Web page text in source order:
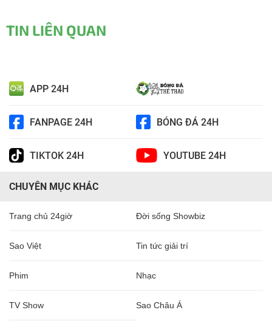
TIN LIÊN QUAN
APP 24H
FANPAGE 24H BÓNG ĐÁ 24H
TIKTOK 24H YOUTUBE 24H
CHUYÊN MỤC KHÁC
Trang chủ 24giờ Đời sống Showbiz
Sao Việt Tin tức giải trí
Phim Nhạc
TV Show Sao Châu Á